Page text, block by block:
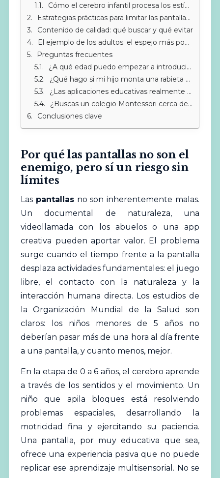
Cómo el cerebro infantil procesa los estímulos digitales
Estrategias prácticas para limitar las pantallas en casa
Contenido de calidad: qué buscar y qué evitar
El ejemplo de los adultos: el espejo más poderoso
Preguntas frecuentes
¿A qué edad puedo empezar a introducir las pantallas de forma controlada?
¿Qué hago si mi hijo monta una rabieta cuando le quito la tablet?
¿Las aplicaciones educativas realmente ayudan al aprendizaje?
¿Buscas un colegio Montessori cerca de Sotogrande?
Conclusiones clave
Por qué las pantallas no son el
enemigo, pero sí un riesgo sin
límites
Las pantallasno son inherentemente malas.
Un documental de naturaleza, una
videollamada con los abuelos o una app
creativa pueden aportar valor. El problema
surge cuando el tiempo frente a la pantalla
desplaza actividades fundamentales: el juego
libre, el contacto con la naturaleza y la
interacción humana directa. Los estudios de
laOrganización Mundial de la Salud
son
claros: los niños menores de 5 años no
deberían pasar más de una hora al día frente
a una pantalla, y cuanto menos, mejor.
En la etapa de 0 a 6 años, el cerebro aprende
a través de los sentidos y el movimiento. Un
niño que apila bloques está resolviendo
problemas espaciales, desarrollando la
motricidad fina y ejercitando su paciencia.
Una pantalla, por muy educativa que sea,
ofrece una experiencia pasiva que no puede
replicar ese aprendizaje multisensorial. No se